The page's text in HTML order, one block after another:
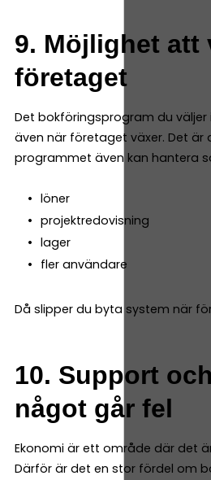
9. Möjlighet att
företaget
Det bokföringsprogram du
även när företaget växer. Det är
programmet även kan hantera
löner
projektredovisning
lager
fler användare
Då slipper du byta system när
10. Support
något går fel
Ekonomi är ett område där det
Därför är det en stor fördel om